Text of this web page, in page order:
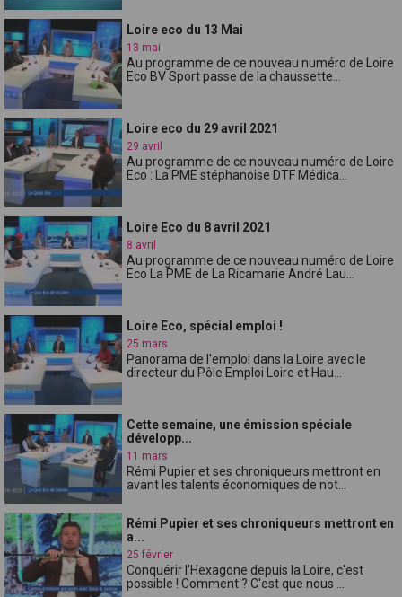
Loire eco du 13 Mai
13 mai
Au programme de ce nouveau numéro de Loire
Eco BV Sport passe de la chaussette...
Loire eco du 29 avril 2021
29 avril
Au programme de ce nouveau numéro de Loire
Eco : La PME stéphanoise DTF Médica...
Loire Eco du 8 avril 2021
8 avril
Au programme de ce nouveau numéro de Loire
Eco La PME de La Ricamarie André Lau...
Loire Eco, spécial emploi !
25 mars
Panorama de l'emploi dans la Loire avec le
directeur du Pôle Emploi Loire et Hau...
Cette semaine, une émission spéciale
développ...
11 mars
Rémi Pupier et ses chroniqueurs mettront en
avant les talents économiques de not...
Rémi Pupier et ses chroniqueurs mettront en
a...
25 février
Conquérir l'Hexagone depuis la Loire, c'est
possible ! Comment ? C'est que nous ...